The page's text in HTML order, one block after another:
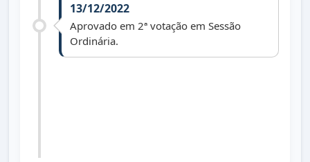
13/12/2022
Aprovado em 2ª votação em Sessão
Ordinária.